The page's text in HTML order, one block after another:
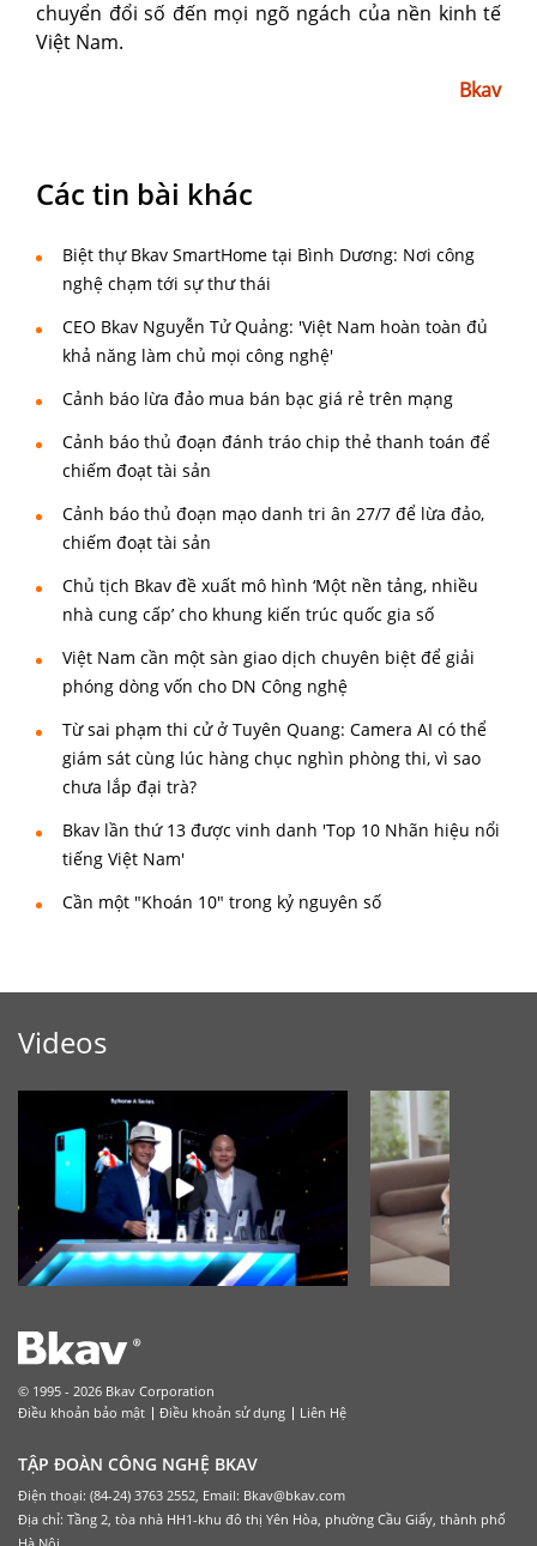
chuyển đổi số đến mọi ngõ ngách của nền kinh tế
Việt Nam.
Bkav
Các tin bài khác
Biệt thự Bkav SmartHome tại Bình Dương: Nơi công
nghệ chạm tới sự thư thái
CEO Bkav Nguyễn Tử Quảng: 'Việt Nam hoàn toàn đủ
khả năng làm chủ mọi công nghệ'
Cảnh báo lừa đảo mua bán bạc giá rẻ trên mạng
Cảnh báo thủ đoạn đánh tráo chip thẻ thanh toán để
chiếm đoạt tài sản
Cảnh báo thủ đoạn mạo danh tri ân 27/7 để lừa đảo,
chiếm đoạt tài sản
Chủ tịch Bkav đề xuất mô hình ‘Một nền tảng, nhiều
nhà cung cấp’ cho khung kiến trúc quốc gia số
Việt Nam cần một sàn giao dịch chuyên biệt để giải
phóng dòng vốn cho DN Công nghệ
Từ sai phạm thi cử ở Tuyên Quang: Camera AI có thể
giám sát cùng lúc hàng chục nghìn phòng thi, vì sao
chưa lắp đại trà?
Bkav lần thứ 13 được vinh danh 'Top 10 Nhãn hiệu nổi
tiếng Việt Nam'
Cần một "Khoán 10" trong kỷ nguyên số
Videos
© 1995 - 2026 Bkav Corporation
Điều khoản bảo mật
Điều khoản sử dụng Liên Hệ
TẬP ĐOÀN CÔNG NGHỆ BKAV
Điện thoại: (84-24) 3763 2552, Email: Bkav@bkav.com
Địa chỉ: Tầng 2, tòa nhà HH1-khu đô thị Yên Hòa, phường Cầu Giấy, thành phố